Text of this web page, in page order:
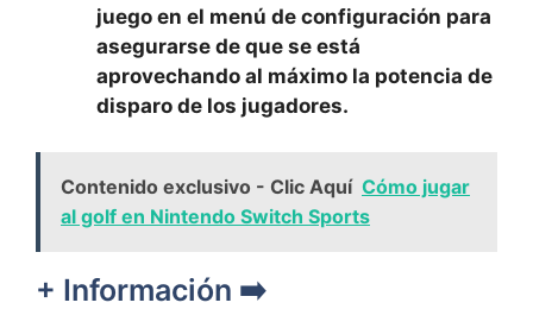
juego en el menú de configuración para
asegurarse de que se está
aprovechando al máximo la potencia de
disparo de los jugadores.
Contenido exclusivo - Clic Aquí Cómo jugar
al golf en Nintendo Switch Sports
+ Información ➡️